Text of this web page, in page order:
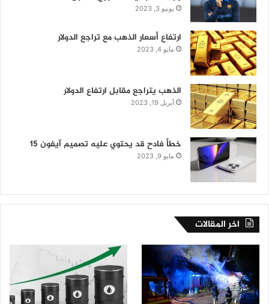
يونيو 3, 2023
ارتفاع أسعار الذهب مع تراجع الدولار
مايو 4, 2023
الذهب يتراجع مقابل ارتفاع الدولار
أبريل 19, 2023
خطأ فادح قد يحتوي عليه تصميم آيفون 15
مايو 9, 2023
اخر المقالات